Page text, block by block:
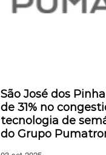
São José dos
de 31% no
tecnologia de
do Grupo